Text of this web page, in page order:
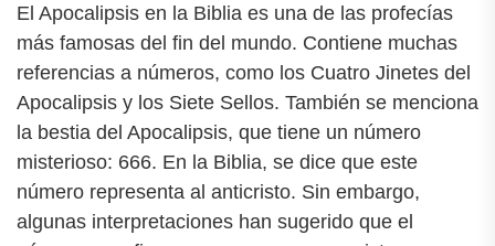
El Apocalipsis en la Biblia es una de las profecías
más famosas del fin del mundo. Contiene muchas
referencias a números, como los Cuatro Jinetes del
Apocalipsis y los Siete Sellos. También se menciona
la bestia del Apocalipsis, que tiene un número
misterioso: 666. En la Biblia, se dice que este
número representa al anticristo. Sin embargo,
algunas interpretaciones han sugerido que el